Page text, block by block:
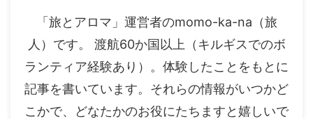
「旅とアロマ」運営者のmomo-ka-na（旅
人）です。 渡航60か国以上（キルギスでのボ
ランティア経験あり）。体験したことをもとに
記事を書いています。それらの情報がいつかど
こかで、どなたかのお役にたちますと嬉しいで